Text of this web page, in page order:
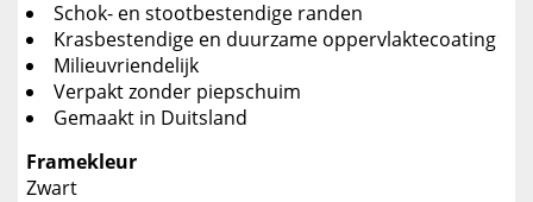
Schok- en stootbestendige randen
Krasbestendige en duurzame oppervlaktecoating
Milieuvriendelijk
Verpakt zonder piepschuim
Gemaakt in Duitsland
Framekleur
Zwart